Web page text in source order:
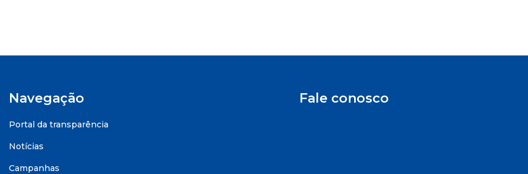
Navegação
Portal da transparência
Notícias
Campanhas
Fale conosco